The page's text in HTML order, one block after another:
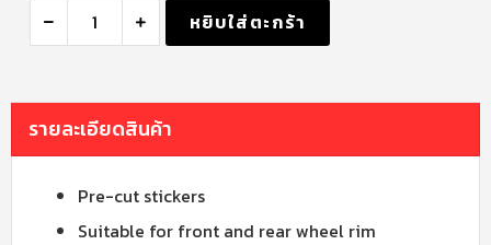
หยิบใส่ตะกร้า
รายละเอียดสินค้า
Pre-cut stickers
Suitable for front and rear wheel rim